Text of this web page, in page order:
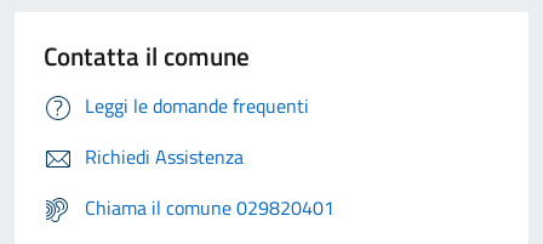
Contatta il comune
Leggi le domande frequenti
Richiedi Assistenza
Chiama il comune 029820401